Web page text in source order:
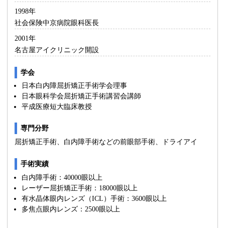
1998年
社会保険中京病院眼科医長
2001年
名古屋アイクリニック開設
学会
日本白内障屈折矯正手術学会理事
日本眼科学会屈折矯正手術講習会講師
平成医療短大臨床教授
専門分野
屈折矯正手術、白内障手術などの前眼部手術、ドライアイ
手術実績
白内障手術：40000眼以上
レーザー屈折矯正手術：18000眼以上
有水晶体眼内レンズ（ICL）手術：3600眼以上
多焦点眼内レンズ：2500眼以上